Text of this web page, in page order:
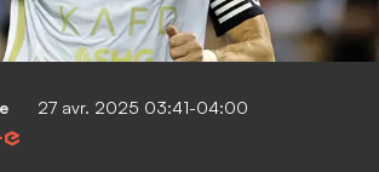
27 avr. 2025 03:41-04:00